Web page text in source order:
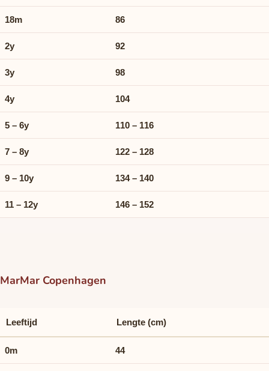
18m 86
2y 92
3y 98
4y 104
5 – 6y 110 – 116
7 – 8y 122 – 128
9 – 10y 134 – 140
11 – 12y 146 – 152
MarMar Copenhagen
Leeftijd Lengte (cm)
0m 44